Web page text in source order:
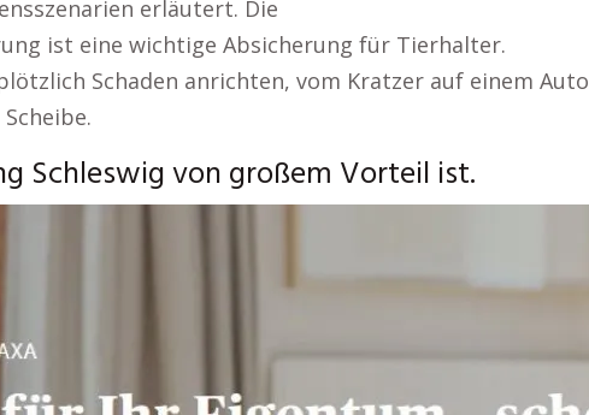
erläutert. Die
ist eine wichtige Absicherung für Tierhalter.
Schaden anrichten, vom Kratzer auf einem Auto
Schleswig von großem Vorteil ist.